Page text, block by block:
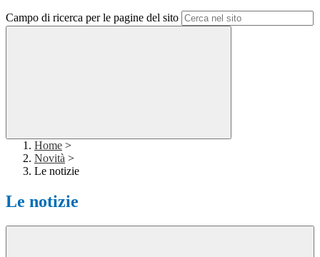
Campo di ricerca per le pagine del sito
Home >
Novità >
Le notizie
Le notizie